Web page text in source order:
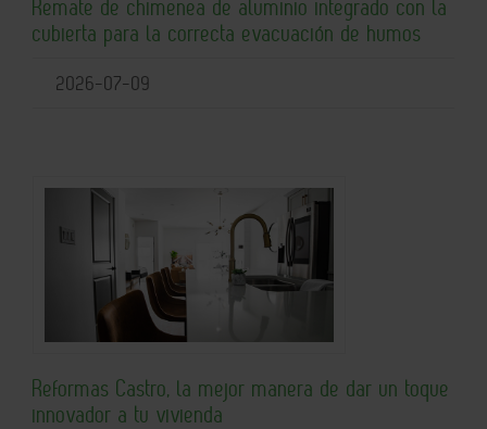
Remate de chimenea de aluminio integrado con la
cubierta para la correcta evacuación de humos
2026-07-09
Reformas Castro, la mejor manera de dar un toque
innovador a tu vivienda